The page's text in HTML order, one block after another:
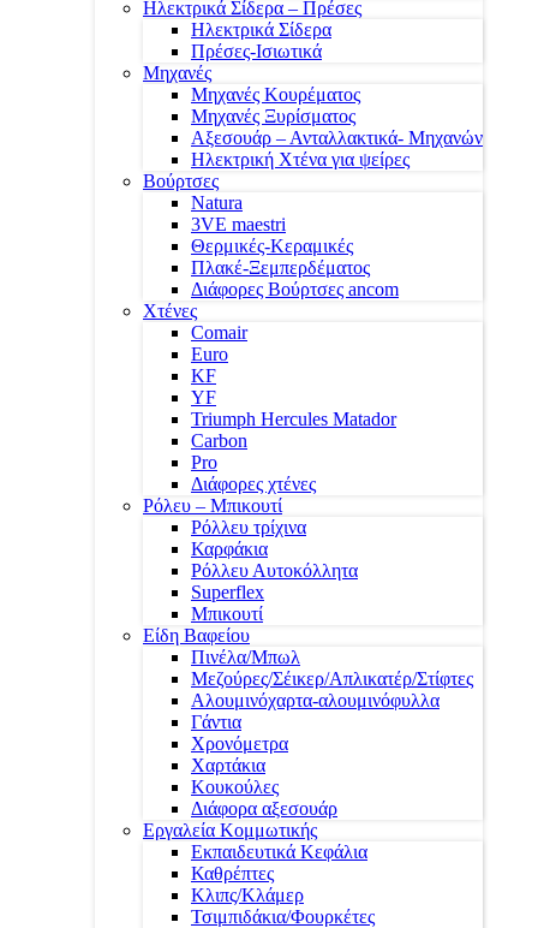
Ηλεκτρικά Σίδερα – Πρέσες
Ηλεκτρικά Σίδερα
Πρέσες-Ισιωτικά
Μηχανές
Μηχανές Κουρέματος
Μηχανές Ξυρίσματος
Αξεσουάρ – Ανταλλακτικά- Μηχανών
Ηλεκτρική Χτένα για ψείρες
Βούρτσες
Natura
3VE maestri
Θερμικές-Κεραμικές
Πλακέ-Ξεμπερδέματος
Διάφορες Βούρτσες ancom
Χτένες
Comair
Euro
KF
YF
Triumph Hercules Matador
Carbon
Pro
Διάφορες χτένες
Ρόλευ – Μπικουτί
Ρόλλευ τρίχινα
Καρφάκια
Ρόλλευ Αυτοκόλλητα
Superflex
Μπικουτί
Είδη Βαφείου
Πινέλα/Μπωλ
Μεζούρες/Σέικερ/Απλικατέρ/Στίφτες
Αλουμινόχαρτα-αλουμινόφυλλα
Γάντια
Χρονόμετρα
Χαρτάκια
Κουκούλες
Διάφορα αξεσουάρ
Εργαλεία Κομμωτικής
Εκπαιδευτικά Κεφάλια
Καθρέπτες
Κλιπς/Κλάμερ
Τσιμπιδάκια/Φουρκέτες